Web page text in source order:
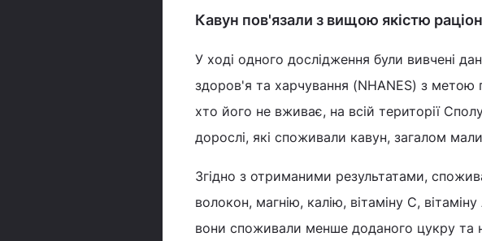
Кавун пов'язали з вищою якістю
У ході одного дослідження були вивчені
здоров'я та харчування (NHANES) з метою
хто його не вживає, на всій території
дорослі, які споживали кавун, загалом
Згідно з отриманими результатами,
волокон, магнію, калію, вітаміну C,
вони споживали менше доданого цукру та